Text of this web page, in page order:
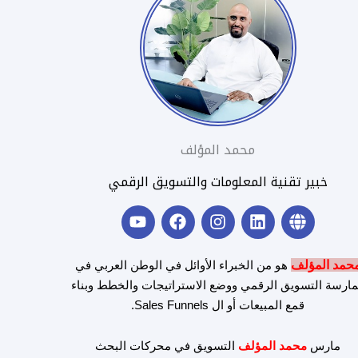
محمد المؤلف
خبير تقنية المعلومات والتسويق الرقمي
G
l
b
L
i
k
e
d
i
I
n
t
a
g
r
m
F
a
e
b
o
o
Y
o
t
u
b
e
المؤلف هو من الخبراء الأوائل في الوطن العربي في
التسويق الرقمي ووضع الاستراتيجات والخطط وبناء
قمع المبيعات أو ال Sales Funnels.
مارس محمد المؤلف التسويق في محركات البحث